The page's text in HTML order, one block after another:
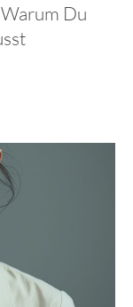
Du